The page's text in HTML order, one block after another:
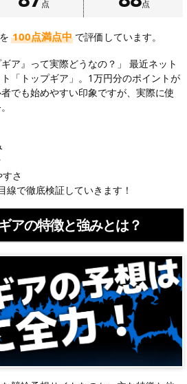
点 点
100点満点中 で評価しています。
ア』って実際どうなの？」 最近ネット
「トップギア」。1万円分のポイントが
でも始めやすい印象ですが、実際に使
さ
線で徹底検証していきます！
アの特徴と強みとは？